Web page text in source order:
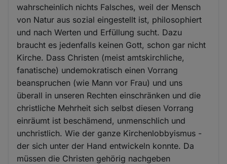
wahrscheinlich nichts Falsches, weil der Mensch
von Natur aus sozial eingestellt ist, philosophiert
und nach Werten und Erfüllung sucht. Dazu
braucht es jedenfalls keinen Gott, schon gar nicht
Kirche. Dass Christen (meist amtskirchliche,
fanatische) undemokratisch einen Vorrang
beanspruchen (wie Mann vor Frau) und uns
überall in unseren Rechten einschränken und die
christliche Mehrheit sich selbst diesen Vorrang
einräumt ist beschämend, unmenschlich und
unchristlich. Wie der ganze Kirchenlobbyismus -
der sich unter der Hand entwickeln konnte. Da
müssen die Christen gehörig nachgeben